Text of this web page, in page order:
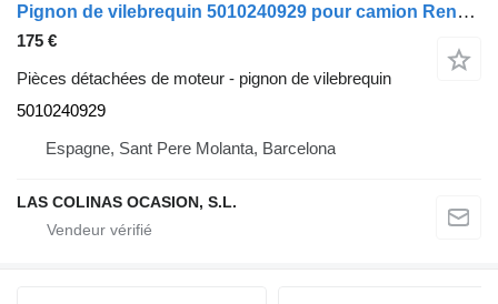
Pignon de vilebrequin 5010240929 pour camion Renault PREMIUM 420
175 €
Pièces détachées de moteur - pignon de vilebrequin
5010240929
Espagne, Sant Pere Molanta, Barcelona
LAS COLINAS OCASION, S.L.